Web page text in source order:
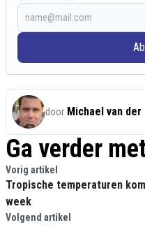
door Michael van der
Ga verder
Vorig artikel
Tropische temperaturen
week
Volgend artikel